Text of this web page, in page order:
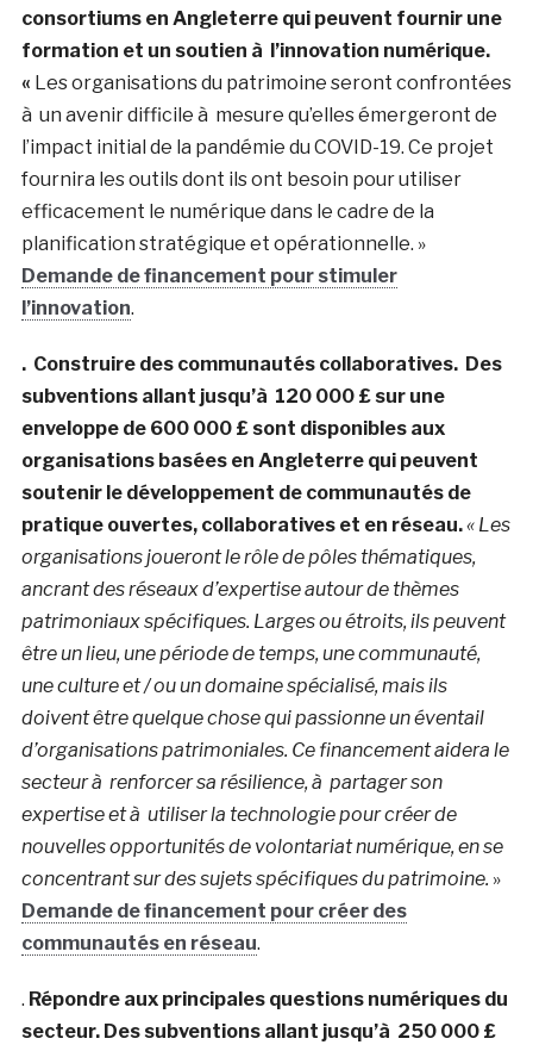
consortiums en Angleterre qui peuvent fournir une
formation et un soutien à l’innovation numérique.
« Les organisations du patrimoine seront confrontées
à un avenir difficile à mesure qu’elles émergeront de
l’impact initial de la pandémie du COVID-19. Ce projet
fournira les outils dont ils ont besoin pour utiliser
efficacement le numérique dans le cadre de la
planification stratégique et opérationnelle. »
Demande de financement pour stimuler
l’innovation.
. Construire des communautés collaboratives. Des
subventions allant jusqu’à 120 000 £ sur une
enveloppe de 600 000 £ sont disponibles aux
organisations basées en Angleterre qui peuvent
soutenir le développement de communautés de
pratique ouvertes, collaboratives et en réseau.« Les
organisations joueront le rôle de pôles thématiques,
ancrant des réseaux d’expertise autour de thèmes
patrimoniaux spécifiques. Larges ou étroits, ils peuvent
être un lieu, une période de temps, une communauté,
une culture et / ou un domaine spécialisé, mais ils
doivent être quelque chose qui passionne un éventail
d’organisations patrimoniales. Ce financement aidera le
secteur à renforcer sa résilience, à partager son
expertise et à utiliser la technologie pour créer de
nouvelles opportunités de volontariat numérique, en se
concentrant sur des sujets spécifiques du patrimoine. »
Demande de financement pour créer des
communautés en réseau.
. Répondre aux principales questions numériques du
secteur. Des subventions allant jusqu’à 250 000 £